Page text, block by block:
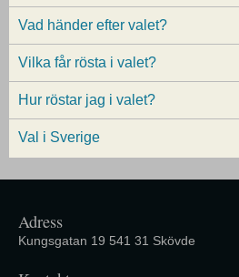
Vad händer efter valet?
Vilka får rösta i valet?
Hur röstar jag i valet?
Val i Sverige
Adress
Kungsgatan 19 541 31 Skövde